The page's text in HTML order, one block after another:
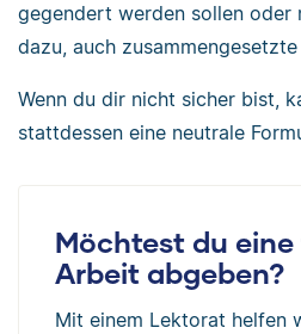
gegendert werden sollen oder
dazu, auch
Wenn du dir nicht sicher bist,
stattdessen eine neutrale
Möchtest du
Arbeit abgeben?
Mit einem Lektorat helfen